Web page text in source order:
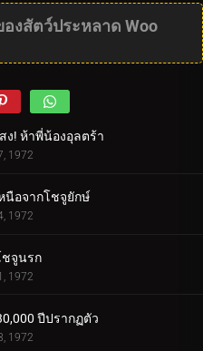
งสัตว์ประหลาด Woo
ง! ห้าพี่น้องอุลตร้า
1972
นือจากโชจูยักษ์
1972
ชจูนรก
1972
ปีปรากฏตัว
1972